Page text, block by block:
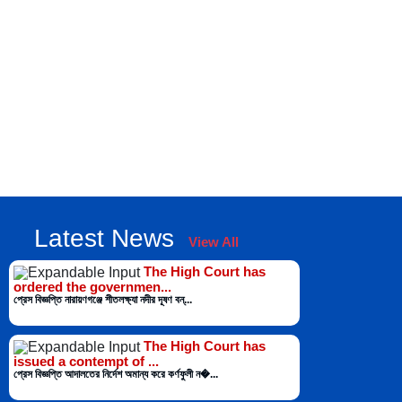
Latest News
View All
The High Court has
ordered the governmen...
প্রেস বিজ্ঞপ্তি নারায়ণগঞ্জে শীতলক্ষ্যা নদীর দূষণ বন্...
The High Court has
issued a contempt of ...
প্রেস বিজ্ঞপ্তি আদালতের নির্দেশ অমান্য করে কর্ণফুলী ন�...